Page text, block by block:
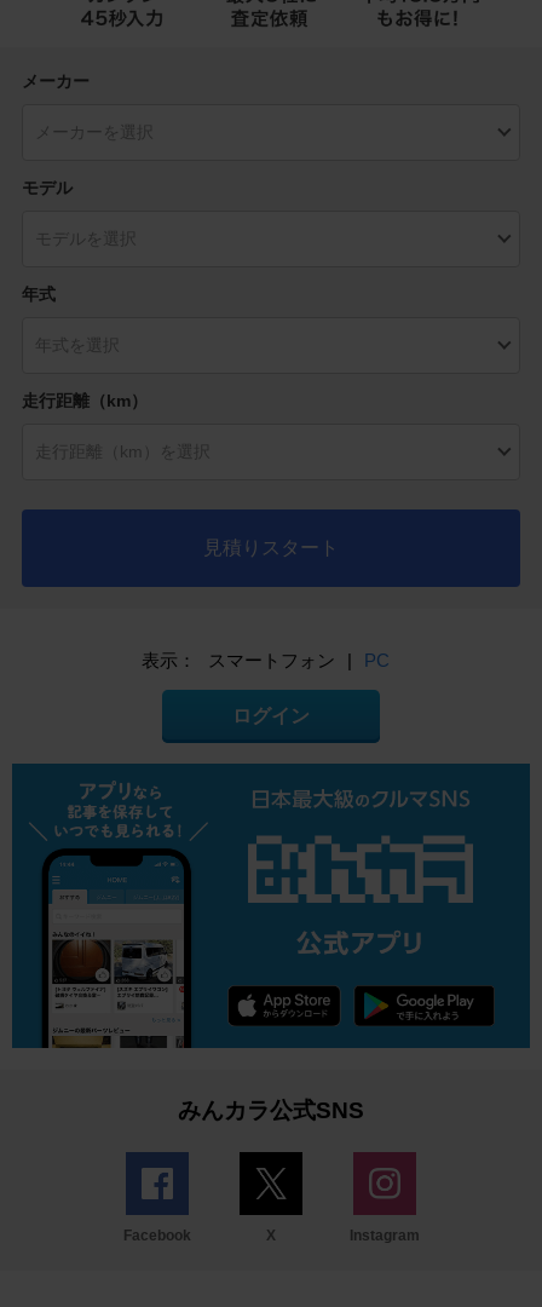
メーカー
モデル
年式
走行距離（km）
見積りスタート
表示： スマートフォン | PC
ログイン
みんカラ公式SNS
Facebook X Instagram